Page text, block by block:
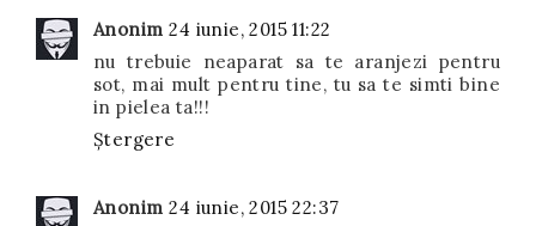
Anonim 24 iunie, 2015 11:22
nu trebuie neaparat sa te aranjezi pentru
sot, mai mult pentru tine, tu sa te simti bine
in pielea ta!!!
Ștergere
Anonim 24 iunie, 2015 22:37